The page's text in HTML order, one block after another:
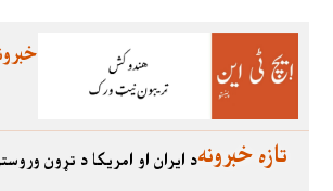
د ایران او امریکا د تړونتازه خبرونه